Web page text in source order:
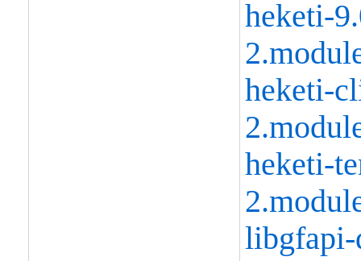
heketi-
heketi-
heketi-
libgfapi-